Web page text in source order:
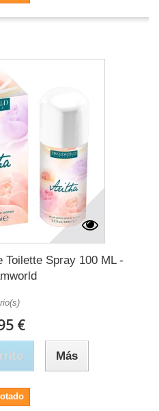
Toilette Spray 100 ML -
€
Más